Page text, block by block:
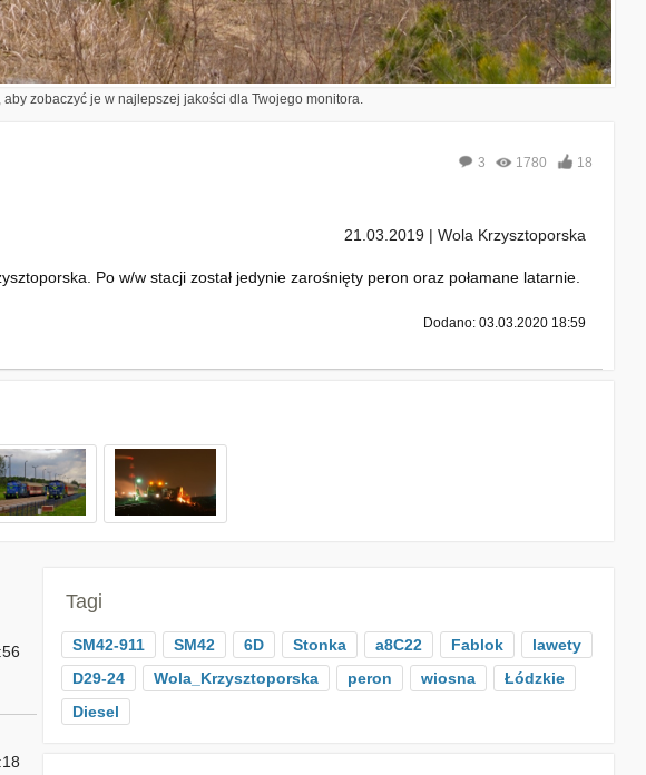
zobaczyć je w najlepszej jakości dla Twojego monitora.
3 1780 18
21.03.2019 | Wola Krzysztoporska
Po w/w stacji został jedynie zarośnięty peron oraz połamane latarnie.
Dodano: 03.03.2020 18:59
Tagi
SM42-911 SM42 6D Stonka a8C22 Fablok
lawety
D29-24
Wola_Krzysztoporska peron wiosna
Łódzkie
Diesel